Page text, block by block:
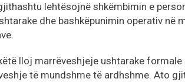
lehtësojnë shkëmbimin e
dhe bashkëpunimin operativ në
lloj marrëveshjeje ushtarake
të mundshme të ardhshme. Ato